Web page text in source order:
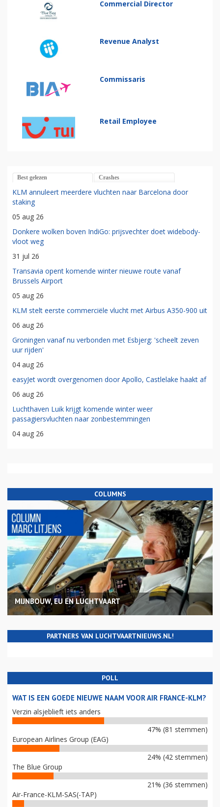
Commercial Director
Revenue Analyst
Commissaris
Retail Employee
Best gelezen Crashes
KLM annuleert meerdere vluchten naar Barcelona door
staking
05 aug 26
Donkere wolken boven IndiGo: prijsvechter doet widebody-
vloot weg
31 jul 26
Transavia opent komende winter nieuwe route vanaf
Brussels Airport
05 aug 26
KLM stelt eerste commerciële vlucht met Airbus A350-900 uit
06 aug 26
Groningen vanaf nu verbonden met Esbjerg: 'scheelt zeven
uur rijden'
04 aug 26
easyJet wordt overgenomen door Apollo, Castlelake haakt af
06 aug 26
Luchthaven Luik krijgt komende winter weer
passagiersvluchten naar zonbestemmingen
04 aug 26
COLUMNS
MIJNBOUW, EU EN LUCHTVAART
PARTNERS VAN LUCHTVAARTNIEUWS.NL!
POLL
WAT IS EEN GOEDE NIEUWE NAAM VOOR AIR FRANCE-KLM?
Verzin alsjeblieft iets anders
47% (81 stemmen)
European Airlines Group (EAG)
24% (42 stemmen)
The Blue Group
21% (36 stemmen)
Air-France-KLM-SAS(-TAP)